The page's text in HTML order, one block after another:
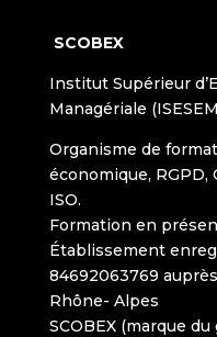
SCOBEX
Institut Supérieur
Managériale
Organisme de
économique,
ISO.
Formation en
Établissement
84692063769
Rhône- Alpes
SCOBEX (marque du